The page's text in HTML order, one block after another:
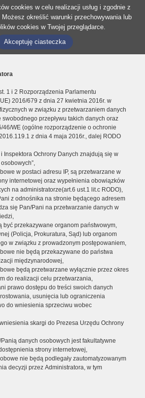
cookies w celu realizacji usług i zgodnie z
Możesz określić warunki przechowywania lub
cookies w Twojej przeglądarce.
Akceptuję ciasteczka
1 i 2 Rozporządzenia Parlamentu
2016/679 z dnia 27 kwietnia 2016r. w
w związku z przetwarzaniem danych
przepływu takich danych oraz
46/WE (ogólne rozporządzenie o ochronie
z dnia 4 maja 2016r., dalej RODO
Inspektora Ochrony Danych znajdują się w
w postaci adresu IP, są przetwarzane w
internetowej oraz wypełnienia obowiązków
na administratorze(art.6 ust.1 lit.c RODO),
z odnośnika na stronie będącego adresem
się Pan/Pani na przetwarzanie danych w
być przekazywane organom państwowym,
(Policja, Prokuratura, Sąd) lub organom
w związku z prowadzonym postępowaniem,
nie będą przekazywane do państwa
międzynarodowej,
będą przetwarzane wyłącznie przez okres
do realizacji celu przetwarzania,
prawo dostępu do treści swoich danych
usunięcia lub ograniczenia
do wniesienia sprzeciwu wobec
skargi do Prezesa Urzędu Ochrony
danych osobowych jest fakultatywne
strony internetowej,
nie będą podlegały zautomatyzowanym
decyzji przez Administratora, w tym